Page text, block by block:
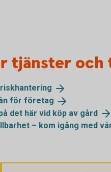
tjänster och
för företag
det här vid köp av gård
– kom igång med